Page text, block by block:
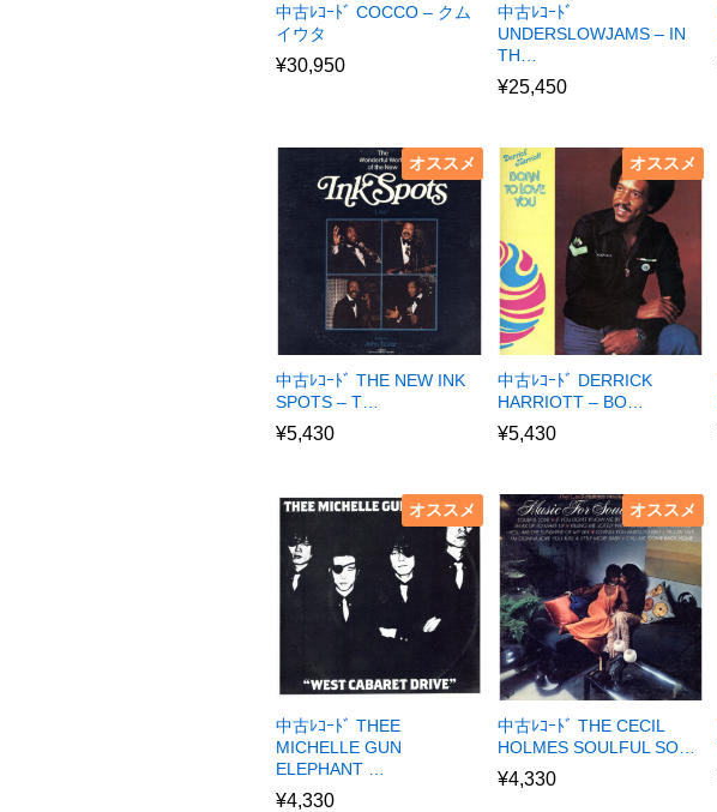
中古ﾚｺｰﾄﾞ COCCO – クム
イウタ
¥30,950
中古ﾚｺｰﾄﾞ
UNDERSLOWJAMS – IN
TH…
¥25,450
オススメ
中古ﾚｺｰﾄﾞ THE NEW INK
SPOTS – T…
¥5,430
オススメ
中古ﾚｺｰﾄﾞ DERRICK
HARRIOTT – BO…
¥5,430
オススメ
中古ﾚｺｰﾄﾞ THEE
MICHELLE GUN
ELEPHANT …
¥4,330
オススメ
中古ﾚｺｰﾄﾞ THE CECIL
HOLMES SOULFUL SO…
¥4,330